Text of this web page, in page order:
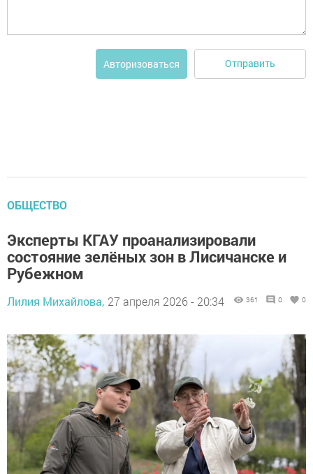
Авторизоваться Отправить
ОБЩЕСТВО
Эксперты КГАУ проанализировали
состояние зелёных зон в Лисичанске и
Рубежном
Лилия Михайлова, 27 апреля 2026 - 20:34 361 0 0